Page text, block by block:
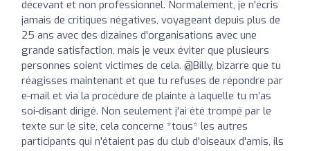
décevant et non professionnel. Normalement, je n'écris
jamais de critiques négatives, voyageant depuis plus de
25 ans avec des dizaines d'organisations avec une
grande satisfaction, mais je veux éviter que plusieurs
personnes soient victimes de cela. @Billy, bizarre que tu
réagisses maintenant et que tu refuses de répondre par
e-mail et via la procédure de plainte à laquelle tu m’as
soi-disant dirigé. Non seulement j'ai été trompé par le
texte sur le site, cela concerne *tous* les autres
participants qui n'étaient pas du club d'oiseaux d'amis, ils